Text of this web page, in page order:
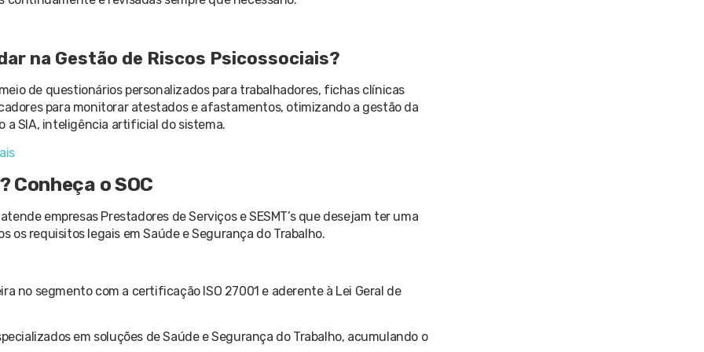
na Gestão de Riscos Psicossociais?
de questionários personalizados para trabalhadores, fichas clínicas
para monitorar atestados e afastamentos, otimizando a gestão da
a SIA, inteligência artificial do sistema.
Conheça o SOC
empresas Prestadores de Serviços e SESMT’s que desejam ter uma
requisitos legais em Saúde e Segurança do Trabalho.
no segmento com a certificação ISO 27001 e aderente à Lei Geral de
em soluções de Saúde e Segurança do Trabalho, acumulando o